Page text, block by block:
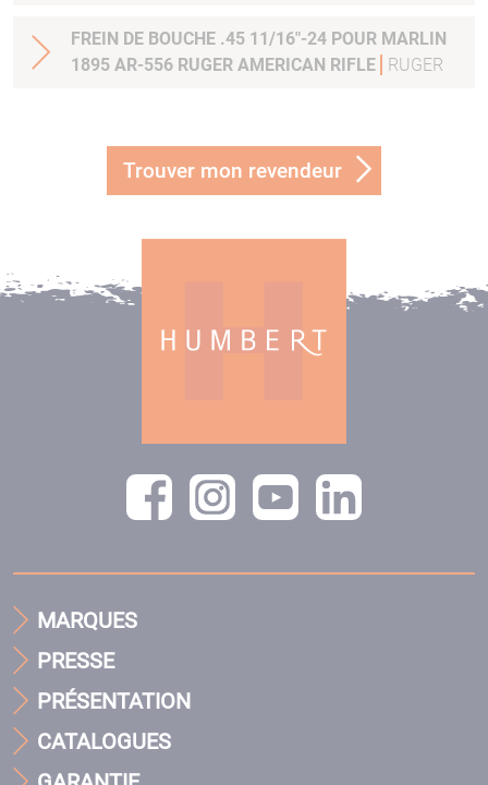
FREIN DE BOUCHE .45 11/16"-24 POUR MARLIN
1895 AR-556 RUGER AMERICAN RIFLE
RUGER
Trouver mon revendeur
MARQUES
PRESSE
PRÉSENTATION
CATALOGUES